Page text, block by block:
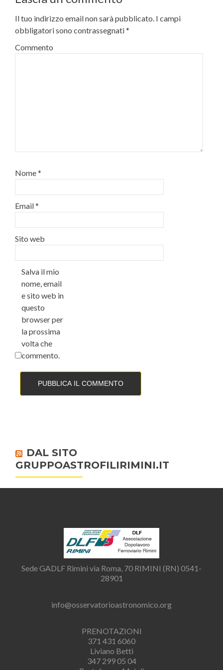
Il tuo indirizzo email non sarà pubblicato. I campi
obbligatori sono contrassegnati*
Commento
Nome*
Email*
Sito web
Salva il mio
nome, email
e sito web in
questo
browser per
la prossima
volta che
commento.
DAL SITO
GRUPPOASTROFILIRIMINI.IT
Sede GADLF Rimini via Roma, 70 RIMINI (RN) 0541-
28901
info@osservatorioastronomico.org
PRENOTAZIONI
371 431 6060
Liviano Betti
347 299 05 04